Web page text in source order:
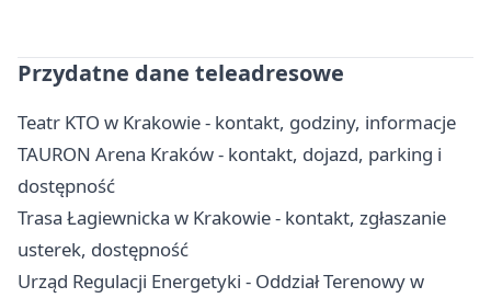
Przydatne dane teleadresowe
Teatr KTO w Krakowie - kontakt, godziny, informacje
TAURON Arena Kraków - kontakt, dojazd, parking i
dostępność
Trasa Łagiewnicka w Krakowie - kontakt, zgłaszanie
usterek, dostępność
Urząd Regulacji Energetyki - Oddział Terenowy w